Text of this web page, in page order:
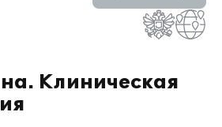
Клиническая